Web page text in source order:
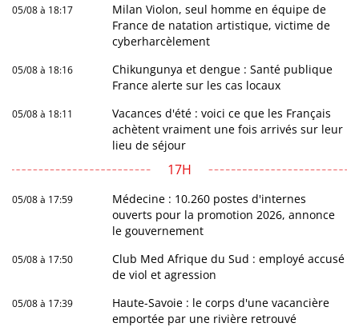
05/08 à 18:17
Milan Violon, seul homme en équipe de
France de natation artistique, victime de
cyberharcèlement
05/08 à 18:16
Chikungunya et dengue : Santé publique
France alerte sur les cas locaux
05/08 à 18:11
Vacances d'été : voici ce que les Français
achètent vraiment une fois arrivés sur leur
lieu de séjour
17H
05/08 à 17:59
Médecine : 10.260 postes d'internes
ouverts pour la promotion 2026, annonce
le gouvernement
05/08 à 17:50
Club Med Afrique du Sud : employé accusé
de viol et agression
05/08 à 17:39
Haute-Savoie : le corps d'une vacancière
emportée par une rivière retrouvé